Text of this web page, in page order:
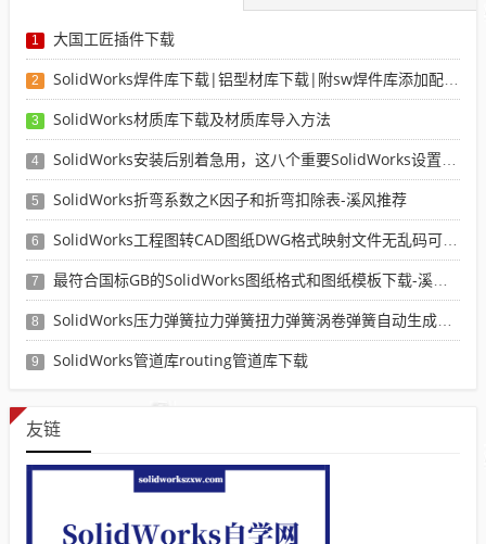
1 大国工匠插件下载
2 SolidWorks焊件库下载|铝型材库下载|附sw焊件库添加配置使用教程
3 SolidWorks材质库下载及材质库导入方法
4 SolidWorks安装后别着急用，这八个重要SolidWorks设置可以提高你的画图效率
5 SolidWorks折弯系数之K因子和折弯扣除表-溪风推荐
6 SolidWorks工程图转CAD图纸DWG格式映射文件无乱码可分层-溪风亲测推荐
7 最符合国标GB的SolidWorks图纸格式和图纸模板下载-溪风专用版
8 SolidWorks压力弹簧拉力弹簧扭力弹簧涡卷弹簧自动生成宏程序下载
9 SolidWorks管道库routing管道库下载
友链